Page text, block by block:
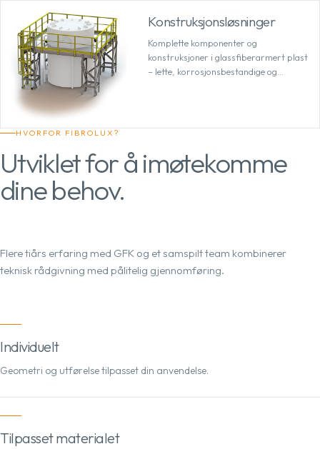
Konstruksjonsløsninger
Komplette komponenter og
konstruksjoner i glassfiberarmert plast
– lette, korrosjonsbestandige og
HVORFOR FIBROLUX?
Utviklet for å imøtekomme
dine behov.
Flere tiårs erfaring med GFK og et samspilt team kombinerer
teknisk rådgivning med pålitelig gjennomføring.
Individuelt
Geometri og utførelse tilpasset din anvendelse.
Tilpasset materialet